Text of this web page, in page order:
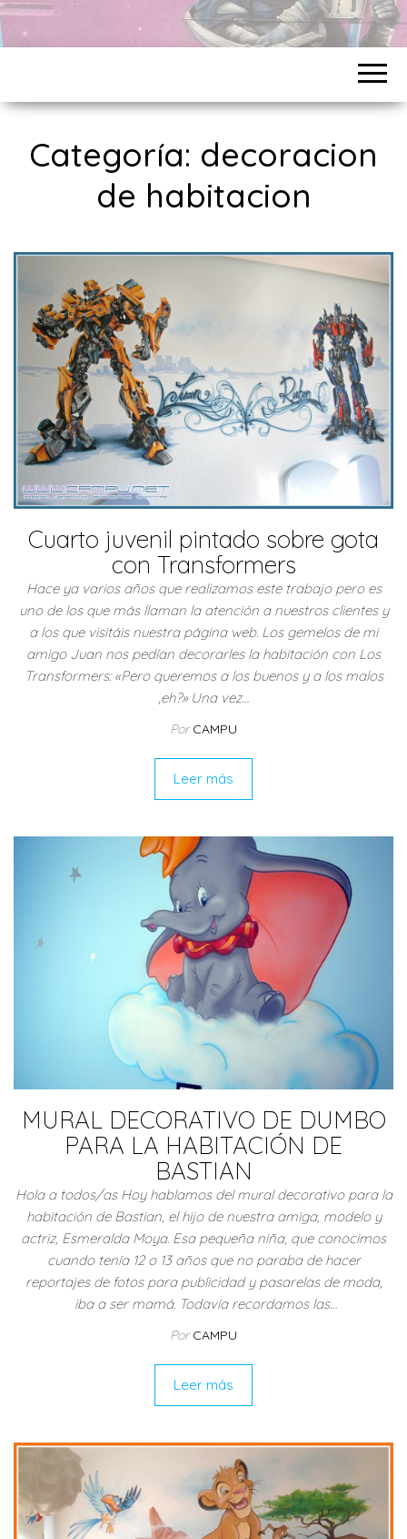
Categoría: decoracion
de habitacion
Cuarto juvenil pintado sobre gota
con Transformers
Hace ya varios años que realizamos este trabajo pero es
uno de los que más llaman la atención a nuestros clientes y
a los que visitáis nuestra página web. Los gemelos de mi
amigo Juan nos pedían decorarles la habitación con Los
Transformers: «Pero queremos a los buenos y a los malos
,eh?» Una vez…
Por CAMPU
Leer más
MURAL DECORATIVO DE DUMBO
PARA LA HABITACIÓN DE
BASTIAN
Hola a todos/as Hoy hablamos del mural decorativo para la
habitación de Bastian, el hijo de nuestra amiga, modelo y
actriz, Esmeralda Moya. Esa pequeña niña, que conocimos
cuando tenía 12 o 13 años que no paraba de hacer
reportajes de fotos para publicidad y pasarelas de moda,
iba a ser mamá. Todavía recordamos las…
Por CAMPU
Leer más